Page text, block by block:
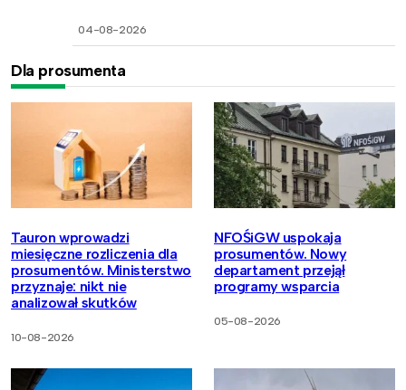
04-08-2026
Dla prosumenta
Tauron wprowadzi
miesięczne rozliczenia dla
prosumentów. Ministerstwo
przyznaje: nikt nie
analizował skutków
10-08-2026
NFOŚiGW uspokaja
prosumentów. Nowy
departament przejął
programy wsparcia
05-08-2026